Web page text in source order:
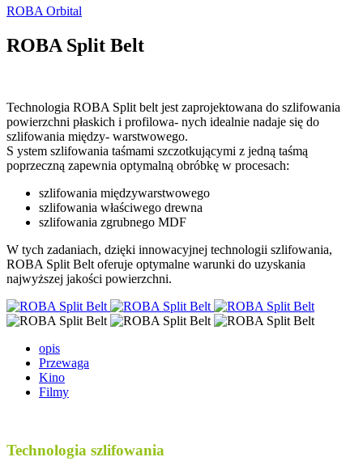
ROBA Orbital
ROBA Split Belt
Technologia ROBA Split belt jest zaprojektowana do szlifowania
powierzchni płaskich i profilowa- nych idealnie nadaje się do
szlifowania między- warstwowego.
S ystem szlifowania taśmami szczotkującymi z jedną taśmą
poprzeczną zapewnia optymalną obróbkę w procesach:
szlifowania międzywarstwowego
szlifowania właściwego drewna
szlifowania zgrubnego MDF
W tych zadaniach, dzięki innowacyjnej technologii szlifowania,
ROBA Split Belt oferuje optymalne warunki do uzyskania
najwyższej jakości powierzchni.
opis
Przewaga
Kino
Filmy
Technologia szlifowania